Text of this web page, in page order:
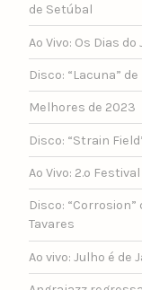
de Setúbal
Ao Vivo: Os Dias do
Disco: “Lacuna”
Melhores de 2023
Disco: “Strain
Ao Vivo: 2.º
Disco: “Corrosion”
Tavares
Ao vivo: Julho é de